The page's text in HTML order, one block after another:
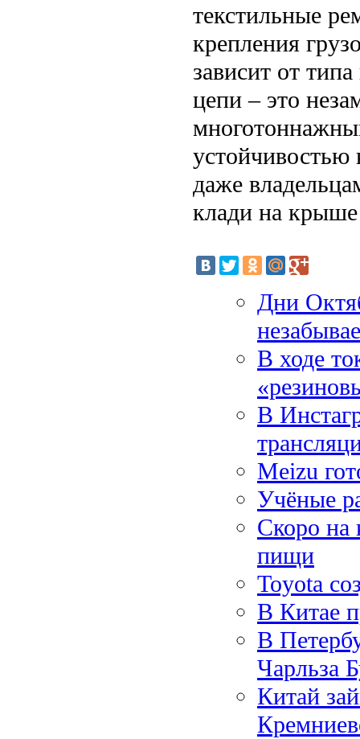
текстильные
крепления
зависит от
цепи – это
устойчивостью
даже
клади на
Дни
В ходе
В
Meizu
Учёные
Скоро на
пищи
Toyota
В Китае
В
Чарльза
Китай